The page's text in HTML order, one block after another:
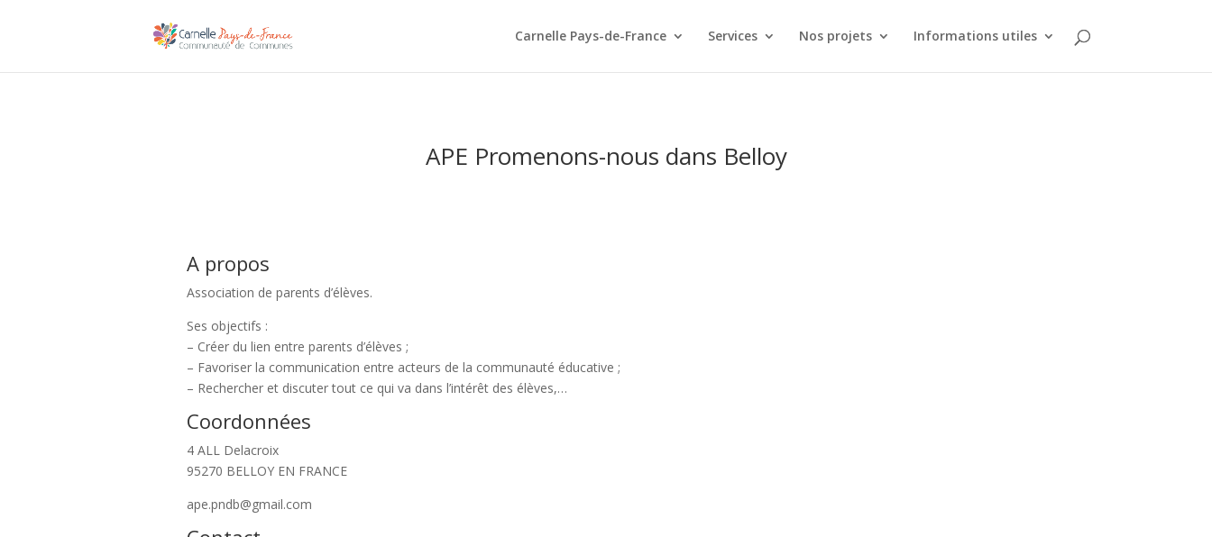
Carnelle Pays-de-France Services Nos projets Informations utiles
APE Promenons-nous dans Belloy
A propos
Association de parents d’élèves.
Ses objectifs :
– Créer du lien entre parents d’élèves ;
– Favoriser la communication entre acteurs de la communauté éducative ;
– Rechercher et discuter tout ce qui va dans l’intérêt des élèves,…
Coordonnées
4 ALL Delacroix
95270 BELLOY EN FRANCE
ape.pndb@gmail.com